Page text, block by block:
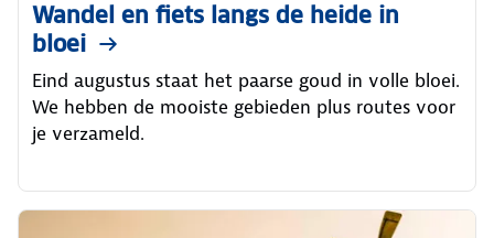
Wandel en fiets langs de heide in
bloei
Eind augustus staat het paarse goud in volle bloei.
We hebben de mooiste gebieden plus routes voor
je verzameld.